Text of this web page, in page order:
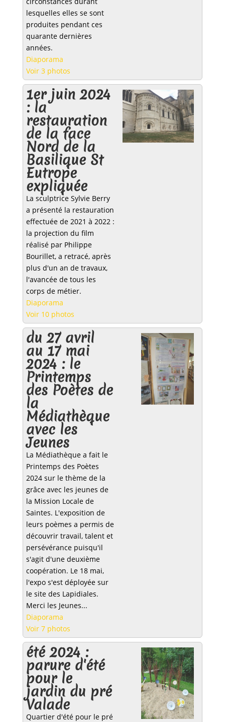
lesquelles elles se sont
produites pendant ces
quarante dernières
années.
Diaporama
Voir 3 photos
1er juin 2024
: la
restauration
de la face
Nord de la
Basilique St
Eutrope
expliquée
La sculptrice Sylvie Berry
a présenté la restauration
effectuée de 2021 à 2022 :
la projection du film
réalisé par Philippe
Bourillet, a retracé, après
plus d'un an de travaux,
l'avancée de tous les
corps de métier.
Diaporama
Voir 10 photos
du 27 avril
au 17 mai
2024 : le
Printemps
des Poètes de
la
Médiathèque
avec les
Jeunes
La Médiathèque a fait le
Printemps des Poètes
2024 sur le thème de la
grâce avec les jeunes de
la Mission Locale de
Saintes. L'exposition de
leurs poèmes a permis de
découvrir travail, talent et
persévérance puisqu'il
s'agit d'une deuxième
coopération. Le 18 mai,
l'expo s'est déployée sur
le site des Lapidiales.
Merci les Jeunes...
Diaporama
Voir 7 photos
été 2024 :
parure d'été
pour le
jardin du pré
Valade
Quartier d'été pour le pré